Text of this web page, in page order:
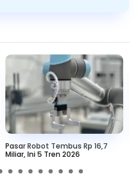
Pasar Robot Tembus Rp 16,7
Miliar, Ini 5 Tren 2026